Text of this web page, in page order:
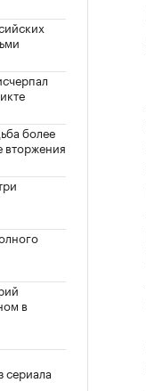
более
вторжения
в
сериала